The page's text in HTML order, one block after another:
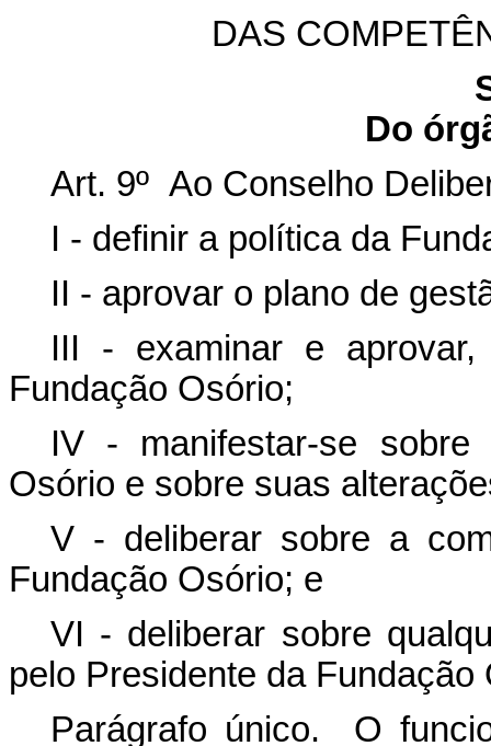
DAS
Do
Art. 9º Ao Conselho
I - definir a política da
II - aprovar o plano de
III - examinar e
Fundação Osório;
IV - manifestar-se
Osório e sobre suas
V - deliberar sobre a
Fundação Osório; e
VI - deliberar sobre
pelo Presidente da Fundação
Parágrafo único. O